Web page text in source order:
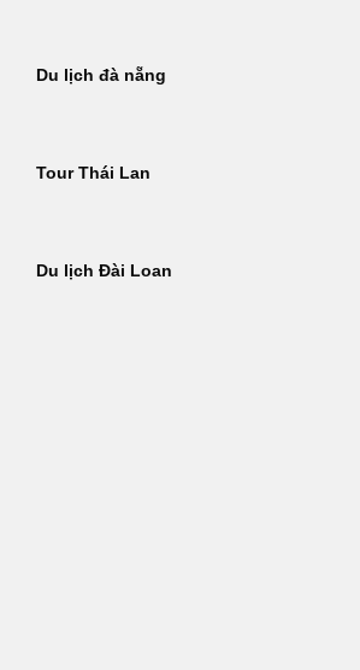
Du lịch đà nẵng
Tour Thái Lan
Du lịch Đài Loan